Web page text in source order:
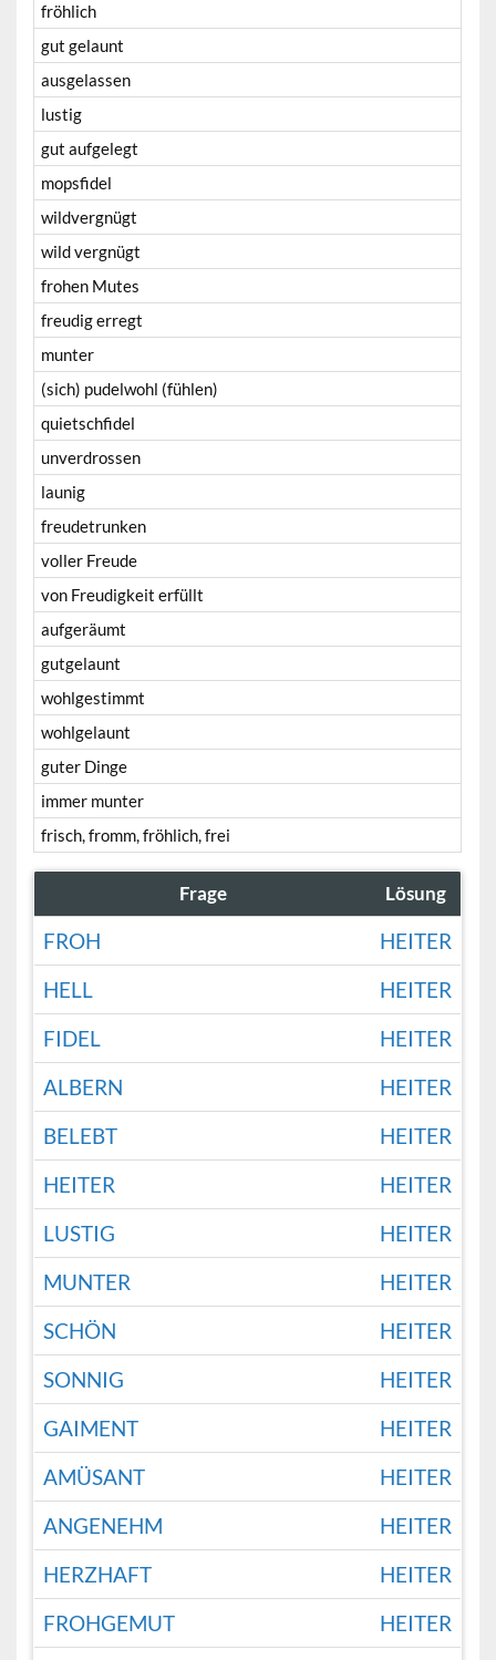
fröhlich
gut gelaunt
ausgelassen
lustig
gut aufgelegt
mopsfidel
wildvergnügt
wild vergnügt
frohen Mutes
freudig erregt
munter
(sich) pudelwohl (fühlen)
quietschfidel
unverdrossen
launig
freudetrunken
voller Freude
von Freudigkeit erfüllt
aufgeräumt
gutgelaunt
wohlgestimmt
wohlgelaunt
guter Dinge
immer munter
frisch, fromm, fröhlich, frei
Frage Lösung
FROH
HEITER
HELL
HEITER
FIDEL
HEITER
ALBERN
HEITER
BELEBT
HEITER
HEITER
HEITER
LUSTIG
HEITER
MUNTER
HEITER
SCHÖN
HEITER
SONNIG
HEITER
GAIMENT
HEITER
AMÜSANT
HEITER
ANGENEHM
HEITER
HERZHAFT
HEITER
FROHGEMUT
HEITER